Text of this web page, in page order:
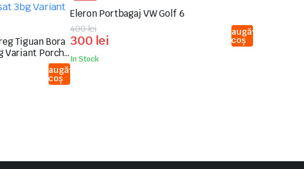
Tiguan Bora
Variant Porche
Adaugă
în coș
Eleron Portbagaj VW Golf 6
400lei
Prețul
inițial
a
fost:
400 lei.
300 lei
Prețul
curent
este:
300 lei.
Adaugă
în coș
In Stock